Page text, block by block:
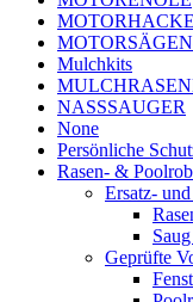
Mulchkits
NASSSAUGER
None
Persönliche
Rasen- &
Ersatz-
Geprüfte